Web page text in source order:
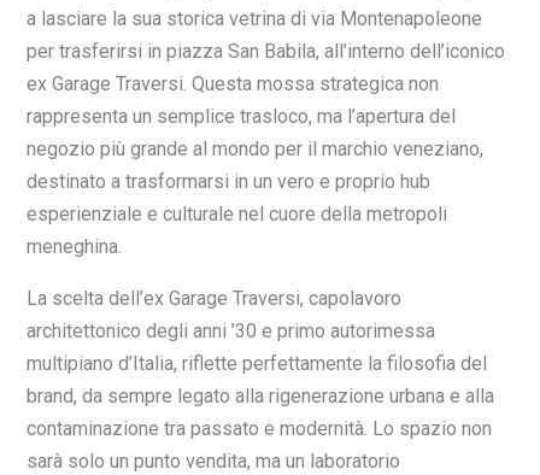
a lasciare la sua storica vetrina di via Montenapoleone
per trasferirsi in piazza San Babila, all’interno dell’iconico
ex Garage Traversi. Questa mossa strategica non
rappresenta un semplice trasloco, ma l’apertura del
negozio più grande al mondo per il marchio veneziano,
destinato a trasformarsi in un vero e proprio hub
esperienziale e culturale nel cuore della metropoli
meneghina.
La scelta dell’ex Garage Traversi, capolavoro
architettonico degli anni ’30 e primo autorimessa
multipiano d’Italia, riflette perfettamente la filosofia del
brand, da sempre legato alla rigenerazione urbana e alla
contaminazione tra passato e modernità. Lo spazio non
sarà solo un punto vendita, ma un laboratorio